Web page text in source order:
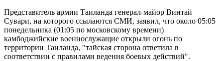
Представитель армии Таиланда генерал-майор Винтай
Сувари, на которого ссылаются СМИ, заявил, что около 05:05
понедельника (01:05 по московскому времени)
камбоджийские военнослужащие открыли огонь по
территории Таиланда, "тайская сторона ответила в
соответствии с правилами ведения боевых действий".